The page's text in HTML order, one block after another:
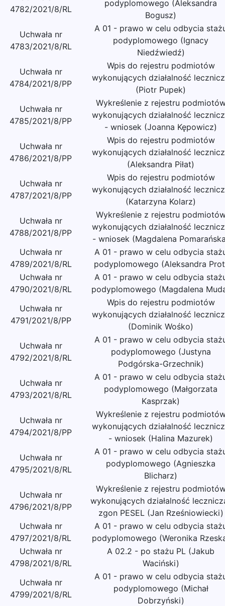
4782/2021/8/RL
podyplomowego (Aleksandra
Bogusz)
Uchwała nr
4783/2021/8/RL
A 01 - prawo w celu odbycia
podyplomowego (Ignacy
Niedźwiedź)
Uchwała nr
4784/2021/8/PP
Wpis do rejestru podmiotów
wykonujących działalność
(Piotr Pupek)
Uchwała nr
4785/2021/8/PP
Wykreślenie z rejestru
wykonujących działalność
- wniosek (Joanna Kępowicz)
Uchwała nr
4786/2021/8/PP
Wpis do rejestru podmiotów
wykonujących działalność
(Aleksandra Piłat)
Uchwała nr
4787/2021/8/PP
Wpis do rejestru podmiotów
wykonujących działalność
(Katarzyna Kolarz)
Uchwała nr
4788/2021/8/PP
Wykreślenie z rejestru
wykonujących działalność
- wniosek (Magdalena
Uchwała nr
4789/2021/8/RL
A 01 - prawo w celu odbycia
podyplomowego (Aleksandra
Uchwała nr
4790/2021/8/RL
A 01 - prawo w celu odbycia
podyplomowego (Magdalena
Uchwała nr
4791/2021/8/PP
Wpis do rejestru podmiotów
wykonujących działalność
(Dominik Wośko)
Uchwała nr
4792/2021/8/RL
A 01 - prawo w celu odbycia
podyplomowego (Justyna
Podgórska-Grzechnik)
Uchwała nr
4793/2021/8/RL
A 01 - prawo w celu odbycia
podyplomowego (Małgorzata
Kasprzak)
Uchwała nr
4794/2021/8/PP
Wykreślenie z rejestru
wykonujących działalność
- wniosek (Halina Mazurek)
Uchwała nr
4795/2021/8/RL
A 01 - prawo w celu odbycia
podyplomowego (Agnieszka
Blicharz)
Uchwała nr
4796/2021/8/PP
Wykreślenie z rejestru
wykonujących działalność
zgon PESEL (Jan Rześniowiecki)
Uchwała nr
4797/2021/8/RL
A 01 - prawo w celu odbycia
podyplomowego (Weronika
Uchwała nr
4798/2021/8/RL
A 02.2 - po stażu PL (Jakub
Waciński)
Uchwała nr
4799/2021/8/RL
A 01 - prawo w celu odbycia
podyplomowego (Michał
Dobrzyński)